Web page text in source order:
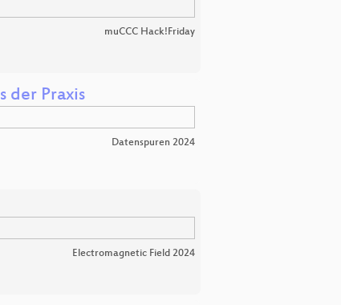
muCCC Hack!Friday
der Praxis
Datenspuren 2024
Electromagnetic Field 2024